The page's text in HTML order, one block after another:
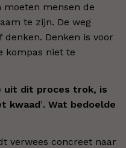
moeten mensen de
te zijn. De weg
Denken is voor
kompas niet te
uit dit proces trok, is
kwaad’. Wat bedoelde
verwees concreet naar